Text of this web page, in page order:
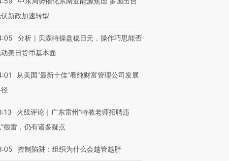
新政加速转型
分析｜贝森特操盘稳日元，操作巧思能否
美日货币基本面
从美国“最新十佳”看纯财富管理公司发展
火线评论｜广东雷州“特教老师招聘违
很雷，仍有诸多疑点
控制陷阱：组织为什么会越管越胖